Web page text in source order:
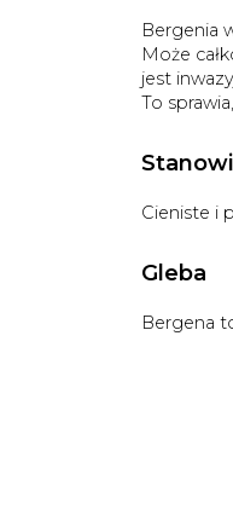
Bergenia
Może
jest
To
Cieniste i
Gleba
Bergena